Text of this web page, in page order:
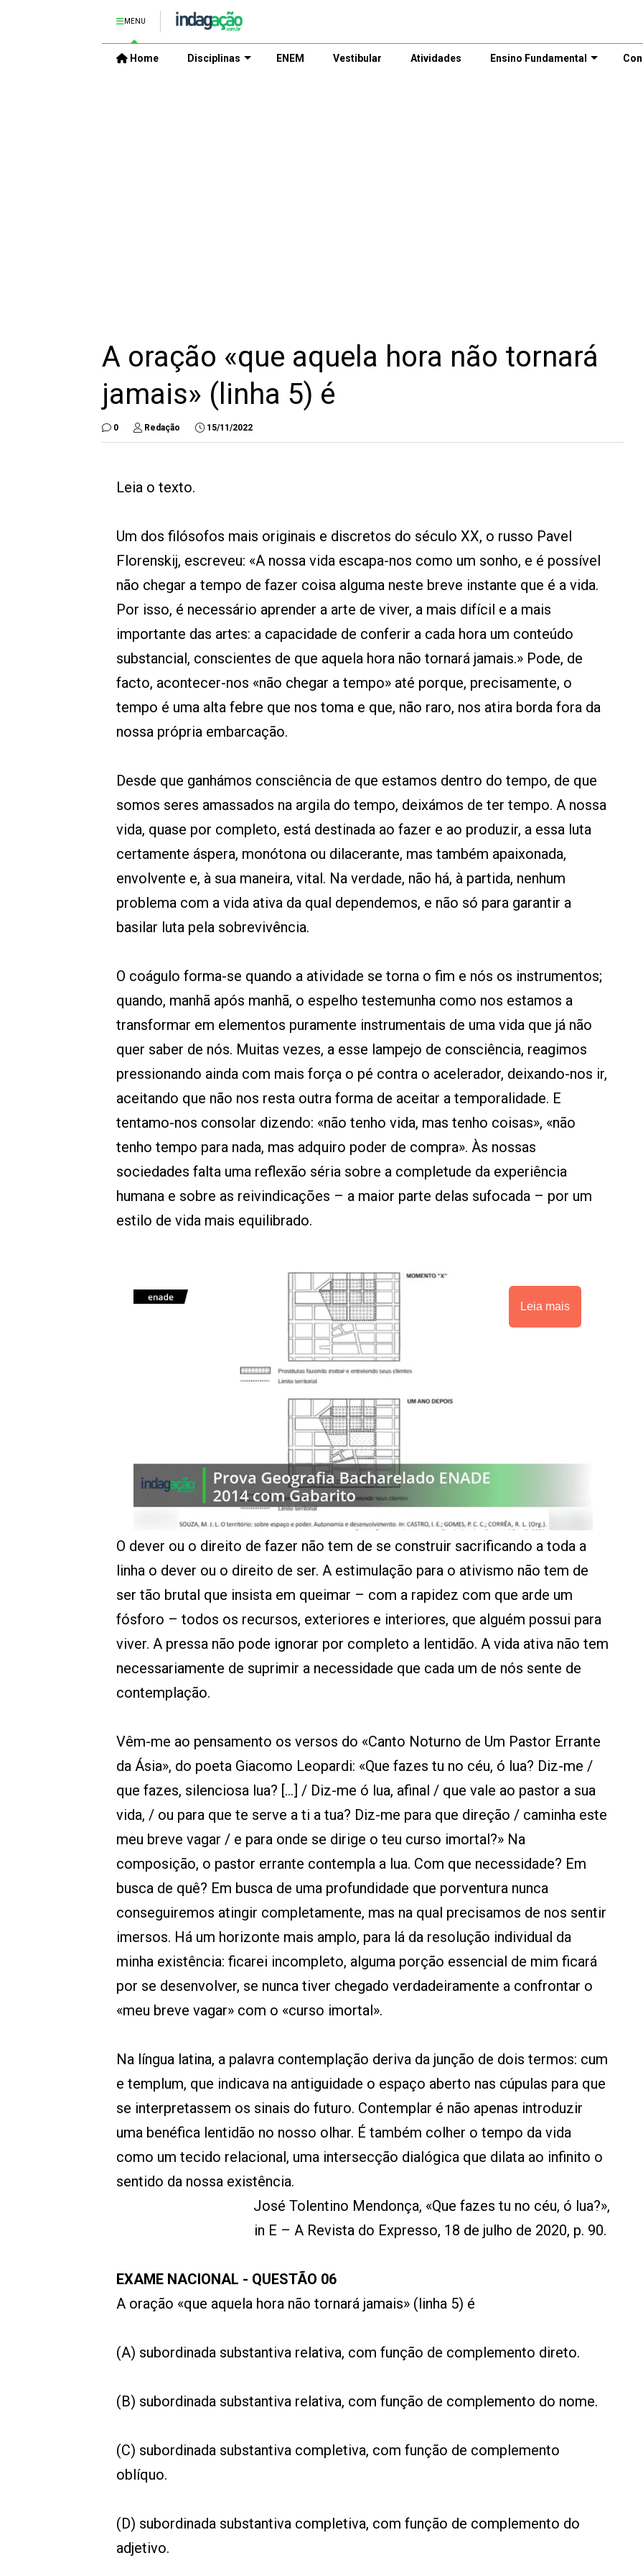
MENU
Home Disciplinas ENEM Vestibular Atividades Ensino Fundamental
A oração «que aquela hora não tornará
jamais» (linha 5) é
0 Redação 15/11/2022
Leia o texto.
Um dos filósofos mais originais e discretos do século XX, o russo Pavel
Florenskij, escreveu: «A nossa vida escapa-nos como um sonho, e é possível
não chegar a tempo de fazer coisa alguma neste breve instante que é a vida.
Por isso, é necessário aprender a arte de viver, a mais difícil e a mais
importante das artes: a capacidade de conferir a cada hora um conteúdo
substancial, conscientes de que aquela hora não tornará jamais.» Pode, de
facto, acontecer-nos «não chegar a tempo» até porque, precisamente, o
tempo é uma alta febre que nos toma e que, não raro, nos atira borda fora da
nossa própria embarcação.
Desde que ganhámos consciência de que estamos dentro do tempo, de que
somos seres amassados na argila do tempo, deixámos de ter tempo. A nossa
vida, quase por completo, está destinada ao fazer e ao produzir, a essa luta
certamente áspera, monótona ou dilacerante, mas também apaixonada,
envolvente e, à sua maneira, vital. Na verdade, não há, à partida, nenhum
problema com a vida ativa da qual dependemos, e não só para garantir a
basilar luta pela sobrevivência.
O coágulo forma-se quando a atividade se torna o fim e nós os instrumentos;
quando, manhã após manhã, o espelho testemunha como nos estamos a
transformar em elementos puramente instrumentais de uma vida que já não
quer saber de nós. Muitas vezes, a esse lampejo de consciência, reagimos
pressionando ainda com mais força o pé contra o acelerador, deixando-nos ir,
aceitando que não nos resta outra forma de aceitar a temporalidade. E
tentamo-nos consolar dizendo: «não tenho vida, mas tenho coisas», «não
tenho tempo para nada, mas adquiro poder de compra». Às nossas
sociedades falta uma reflexão séria sobre a completude da experiência
humana e sobre as reivindicações – a maior parte delas sufocada – por um
estilo de vida mais equilibrado.
Leia mais
O dever ou o direito de fazer não tem de se construir sacrificando a toda a
linha o dever ou o direito de ser. A estimulação para o ativismo não tem de
ser tão brutal que insista em queimar – com a rapidez com que arde um
fósforo – todos os recursos, exteriores e interiores, que alguém possui para
viver. A pressa não pode ignorar por completo a lentidão. A vida ativa não tem
necessariamente de suprimir a necessidade que cada um de nós sente de
contemplação.
Vêm-me ao pensamento os versos do «Canto Noturno de Um Pastor Errante
da Ásia», do poeta Giacomo Leopardi: «Que fazes tu no céu, ó lua? Diz-me /
que fazes, silenciosa lua? […] / Diz-me ó lua, afinal / que vale ao pastor a sua
vida, / ou para que te serve a ti a tua? Diz-me para que direção / caminha este
meu breve vagar / e para onde se dirige o teu curso imortal?» Na
composição, o pastor errante contempla a lua. Com que necessidade? Em
busca de quê? Em busca de uma profundidade que porventura nunca
conseguiremos atingir completamente, mas na qual precisamos de nos sentir
imersos. Há um horizonte mais amplo, para lá da resolução individual da
minha existência: ficarei incompleto, alguma porção essencial de mim ficará
por se desenvolver, se nunca tiver chegado verdadeiramente a confrontar o
«meu breve vagar» com o «curso imortal».
Na língua latina, a palavra contemplação deriva da junção de dois termos: cum
e templum, que indicava na antiguidade o espaço aberto nas cúpulas para que
se interpretassem os sinais do futuro. Contemplar é não apenas introduzir
uma benéfica lentidão no nosso olhar. É também colher o tempo da vida
como um tecido relacional, uma intersecção dialógica que dilata ao infinito o
sentido da nossa existência.
José Tolentino Mendonça, «Que fazes tu no céu, ó lua?»,
in E – A Revista do Expresso, 18 de julho de 2020, p. 90.
EXAME NACIONAL - QUESTÃO 06
A oração «que aquela hora não tornará jamais» (linha 5) é
(A) subordinada substantiva relativa, com função de complemento direto.
(B) subordinada substantiva relativa, com função de complemento do nome.
(C) subordinada substantiva completiva, com função de complemento
oblíquo.
(D) subordinada substantiva completiva, com função de complemento do
adjetivo.